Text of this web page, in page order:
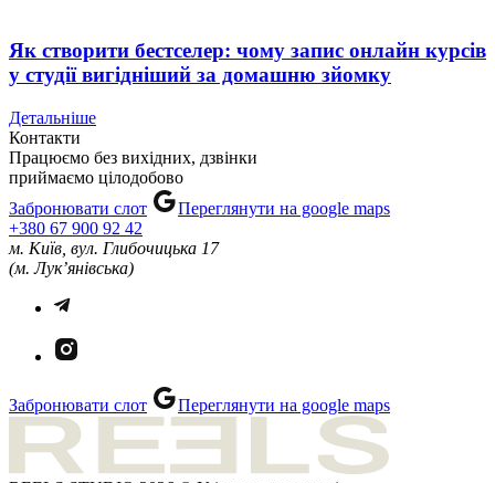
Як створити бестселер: чому запис онлайн курсів
у студії вигідніший за домашню зйомку
Детальніше
Контакти
Працюємо без вихідних, дзвінки
приймаємо цілодобово
Забронювати слот
Переглянути на google maps
+380 67 900 92 42
м. Київ, вул. Глибочицька 17
(м. Лук’янівська)
Забронювати слот Переглянути на google maps